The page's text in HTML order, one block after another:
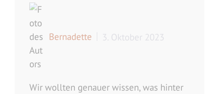
Bernadette 3. Oktober 2023
Wir wollten genauer wissen, was hinter